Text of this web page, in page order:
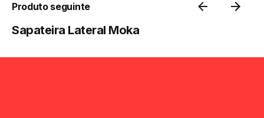
Produto seguinte
Sapateira Lateral Moka